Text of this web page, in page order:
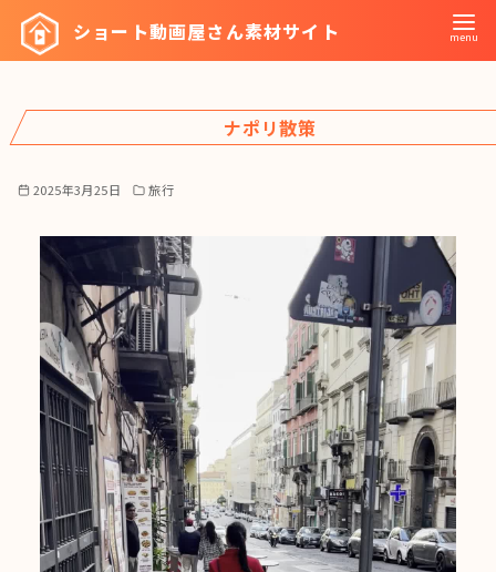
ツ
ショート動画屋さん素材サイト
ナポリ散策
2025年3月25日 旅行